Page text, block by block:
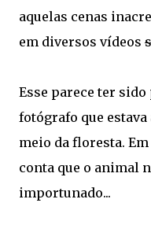
aquelas cenas
em diversos vídeos
Esse parece ter
fotógrafo que
meio da floresta.
conta que o animal
importunado...